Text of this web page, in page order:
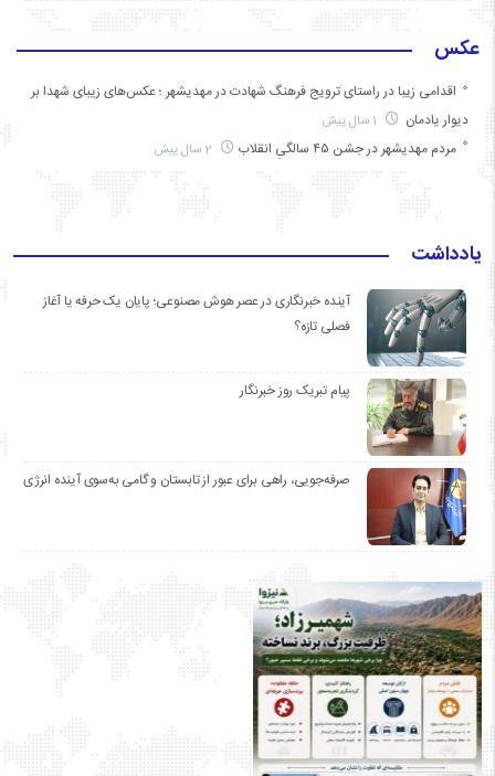
عکس
اقدامی زیبا در راستای ترویج فرهنگ شهادت در مهدیشهر ؛ عکس‌های زیبای شهدا بر
دیوار یادمان
مردم مهدیشهر در جشن ۴۵ سالگیِ انقلاب
یادداشت
آینده خبرنگاری در عصر هوش مصنوعی؛ پایان یک حرفه یا آغاز
فصلی تازه؟
پیام تبریک روز خبرنگار
صرفه‌جویی، راهی برای عبور از تابستان و گامی به‌سوی آینده انرژی